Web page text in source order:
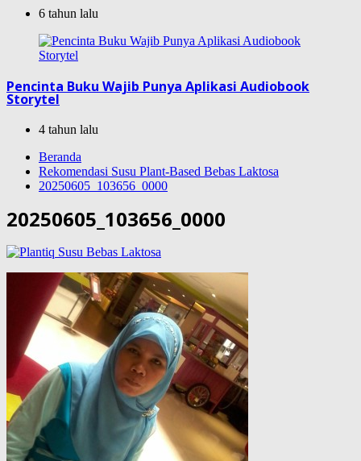
6 tahun lalu
Pencinta Buku Wajib Punya Aplikasi Audiobook
Storytel
4 tahun lalu
Beranda
Rekomendasi Susu Plant-Based Bebas Laktosa
20250605_103656_0000
20250605_103656_0000